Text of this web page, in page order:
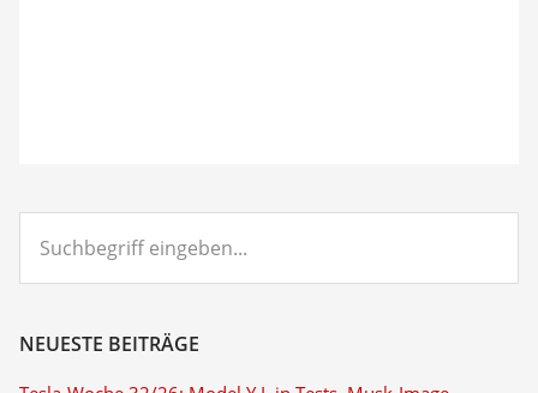
eingeben...
NEUESTE BEITRÄGE